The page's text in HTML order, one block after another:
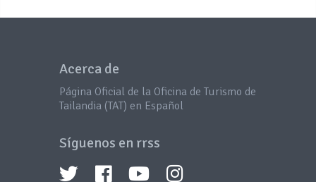
Acerca de
Página Oficial de la Oficina de Turismo de
Tailandia (TAT) en Español
Síguenos en rrss